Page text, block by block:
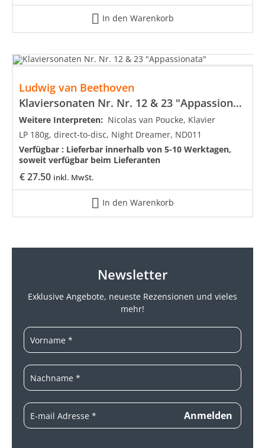
In den Warenkorb
Ludwig van Beethoven
Klaviersonaten Nr. Nr. 12 & 23 "Appassionata"
€27.50 inkl. MwSt.
Weitere Interpreten: Nicolas van Poucke, Klavier
LP 180g, direct-to-disc, Night Dreamer, ND011
Verfügbar : Lieferbar innerhalb von 5-10 Werktagen,
soweit verfügbar beim Lieferanten
In den Warenkorb
Newsletter
Exklusive Angebote, neueste Rezensionen und vieles
mehr!